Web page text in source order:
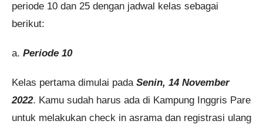
periode 10 dan 25 dengan jadwal kelas sebagai
berikut:
a. Periode 10
Kelas pertama dimulai pada Senin, 14 November
2022. Kamu sudah harus ada di Kampung Inggris Pare
untuk melakukan check in asrama dan registrasi ulang